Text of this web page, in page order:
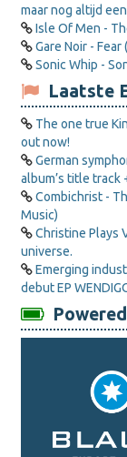
maar nog altijd
Isle Of Men -
Gare Noir -
Sonic Whip -
Laatste
The one true
out now!
German
album’s title track
Combichrist -
Music)
Christine Plays
universe.
Emerging
debut EP